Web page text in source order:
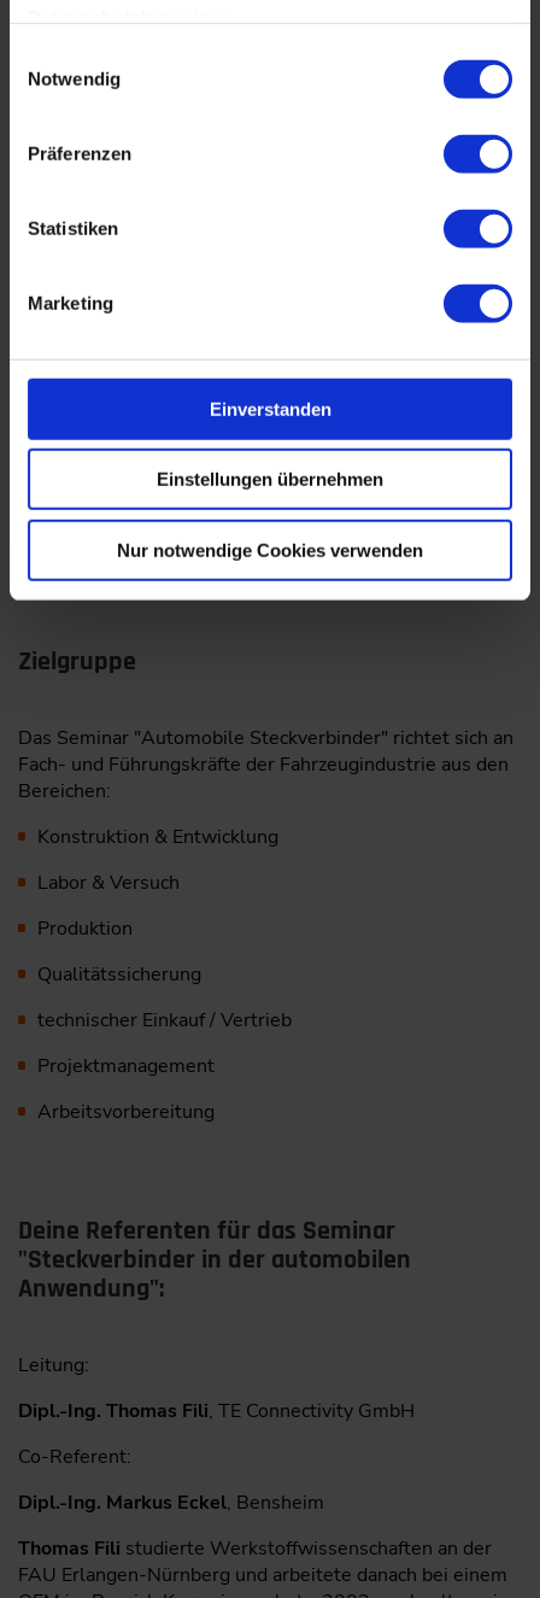
Notwendig
Präferenzen
Statistiken
Marketing
Einverstanden
Einstellungen übernehmen
Nur notwendige Cookies verwenden
Spannung, Strom
Leitung
Anforderungen, zum Beispiel Schirmung
Validierung
Abschlussdiskussion und Ausblick
Programm-PDF( PDF, 588 KB) Herunterladen
Zielgruppe
Das Seminar "Automobile Steckverbinder" richtet sich an
Fach- und Führungskräfte der Fahrzeugindustrie aus den
Bereichen:
Konstruktion & Entwicklung
Labor & Versuch
Produktion
Qualitätssicherung
technischer Einkauf / Vertrieb
Projektmanagement
Arbeitsvorbereitung
Deine Referenten für das Seminar
"Steckverbinder in der automobilen
Anwendung":
Leitung:
Dipl.-Ing. Thomas Fili, TE Connectivity GmbH
Co-Referent:
Dipl.-Ing. Markus Eckel, Bensheim
Thomas Fili studierte Werkstoffwissenschaften an der
FAU Erlangen-Nürnberg und arbeitete danach bei einem